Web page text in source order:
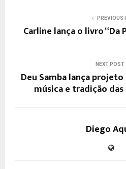
PREVIOUS
Carline lança o livro “Da
NEXT POST
Deu Samba lança
música e tradição
Diego